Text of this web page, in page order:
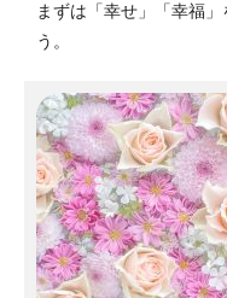
まずは「幸せ」「幸福
う。